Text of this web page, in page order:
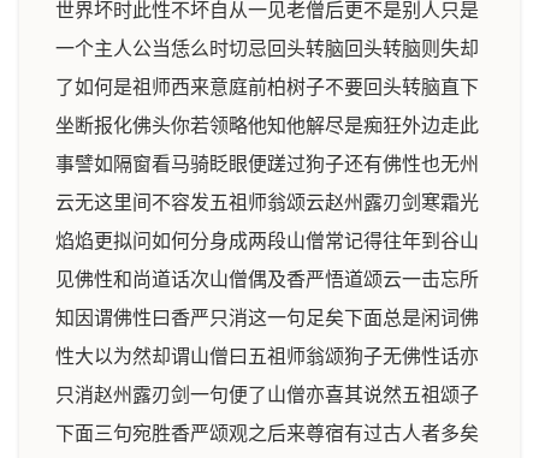
世界坏时此性不坏自从一见老僧后更不是别人只是
一个主人公当恁么时切忌回头转脑回头转脑则失却
了如何是祖师西来意庭前柏树子不要回头转脑直下
坐断报化佛头你若领略他知他解尽是痴狂外边走此
事譬如隔窗看马骑眨眼便蹉过狗子还有佛性也无州
云无这里间不容发五祖师翁颂云赵州露刃剑寒霜光
焰焰更拟问如何分身成两段山僧常记得往年到谷山
见佛性和尚道话次山僧偶及香严悟道颂云一击忘所
知因谓佛性曰香严只消这一句足矣下面总是闲词佛
性大以为然却谓山僧曰五祖师翁颂狗子无佛性话亦
只消赵州露刃剑一句便了山僧亦喜其说然五祖颂子
下面三句宛胜香严颂观之后来尊宿有过古人者多矣